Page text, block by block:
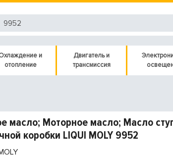
и
отопление
Двигатель и
трансмиссия
масло; Моторное масло; Масло
коробки LIQUI MOLY 9952